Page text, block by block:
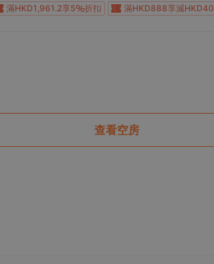
滿HKD888享減HKD40
滿HKD1,961.2享5 折扣
滿HKD600享減HKD88
查看空房